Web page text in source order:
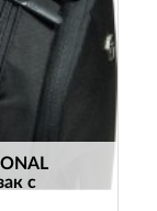
с